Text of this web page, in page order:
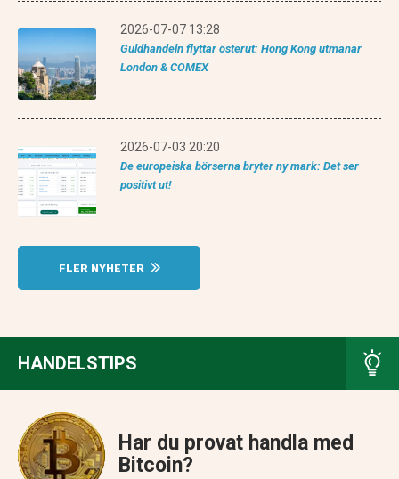
2026-07-07 13:28
Guldhandeln flyttar österut: Hong Kong utmanar
London & COMEX
2026-07-03 20:20
De europeiska börserna bryter ny mark: Det ser
positivt ut!
FLER NYHETER
HANDELSTIPS
Har du provat handla med
Bitcoin?